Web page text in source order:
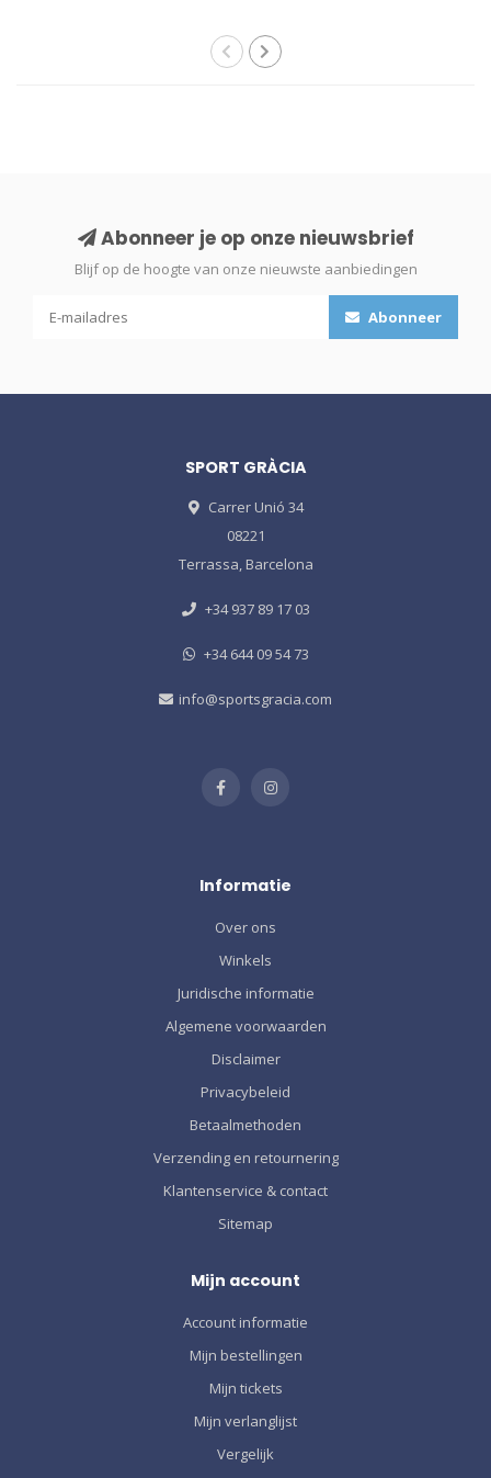
Abonneer je op onze nieuwsbrief
Blijf op de hoogte van onze nieuwste aanbiedingen
Abonneer
SPORT GRÀCIA
Carrer Unió 34
08221
Terrassa, Barcelona
+34 937 89 17 03
+34 644 09 54 73
info@sportsgracia.com
Informatie
Over ons
Winkels
Juridische informatie
Algemene voorwaarden
Disclaimer
Privacybeleid
Betaalmethoden
Verzending en retournering
Klantenservice & contact
Sitemap
Mijn account
Account informatie
Mijn bestellingen
Mijn tickets
Mijn verlanglijst
Vergelijk